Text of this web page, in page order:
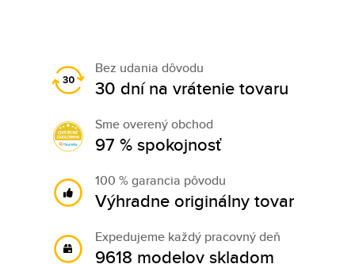
Bez udania dôvodu
30 dní na vrátenie tovaru
Sme overený obchod
97 % spokojnosť
100 % garancia pôvodu
Výhradne originálny tovar
Expedujeme každý pracovný deň
9618 modelov skladom